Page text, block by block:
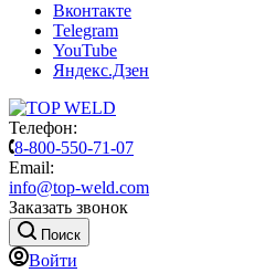
Вконтакте
Telegram
YouTube
Яндекс.Дзен
Телефон:
8-800-550-71-07
Email:
info@top-weld.com
Заказать звонок
Поиск
Войти